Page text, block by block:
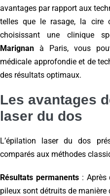
avantages par rapport aux
telles que le rasage, la cire
choisissant une clinique
Marignan à Paris, vous
médicale approfondie et de
des résultats optimaux.
Les avantages
laser du dos
L’épilation laser du dos
comparés aux méthodes
Résultats permanents: Après
pileux sont détruits de manière